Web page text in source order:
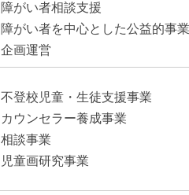
障がい者相談支援
障がい者を中心とした公益的事
企画運営
不登校児童・生徒支援事業
カウンセラー養成事業
相談事業
児童画研究事業